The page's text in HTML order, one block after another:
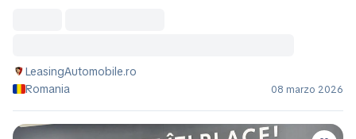
LeasingAutomobile.ro
Romania
08 marzo 2026